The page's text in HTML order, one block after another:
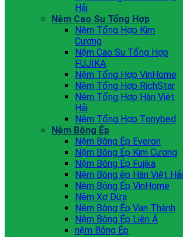
Hải
Nệm Cao Su Tổng Hợp
Nệm Tổng Hợp Kim
Cương
Nệm Cao Su Tổng Hợp
FUJIKA
Nệm Tổng Hợp VinHome
Nệm Tổng Hợp RichStar
Nệm Tổng Hợp Hàn Việt
Hải
Nệm Tổng Hợp Tonybed
Nệm Bông Ép
Nệm Bông Ép Everon
Nệm Bông Ép Kim Cương
Nệm Bông Ép Fujika
Nệm Bông ép Hàn Việt Hải
Nệm Bông Ép VinHome
Nệm Xơ Dừa
Nệm Bông Ép Vạn Thành
Nệm Bông Ép Liên Á
nệm Bông Ép